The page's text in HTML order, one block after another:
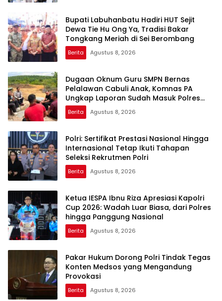
Bupati Labuhanbatu Hadiri HUT Sejit
Dewa Tie Hu Ong Ya, Tradisi Bakar
Tongkang Meriah di Sei Berombang
Berita Agustus 8, 2026
Dugaan Oknum Guru SMPN Bernas
Pelalawan Cabuli Anak, Komnas PA
Ungkap Laporan Sudah Masuk Polres
Sejak Juli
Berita Agustus 8, 2026
Polri: Sertifikat Prestasi Nasional Hingga
Internasional Tetap Ikuti Tahapan
Seleksi Rekrutmen Polri
Berita Agustus 8, 2026
Ketua IESPA Ibnu Riza Apresiasi Kapolri
Cup 2026: Wadah Luar Biasa, dari Polres
hingga Panggung Nasional
Berita Agustus 8, 2026
Pakar Hukum Dorong Polri Tindak Tegas
Konten Medsos yang Mengandung
Provokasi
Berita Agustus 8, 2026